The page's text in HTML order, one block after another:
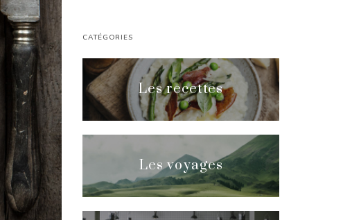
CATÉGORIES
Les recettes
Les voyages